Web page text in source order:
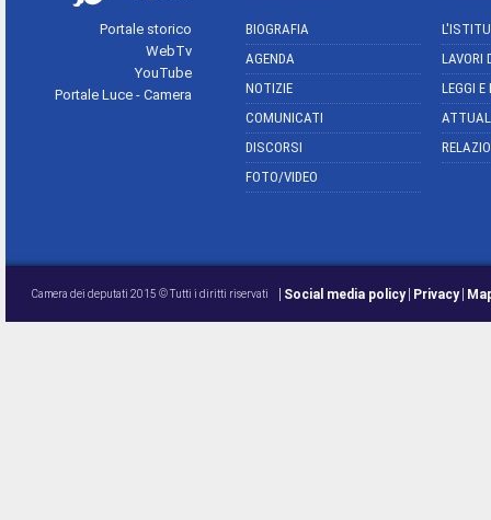
Portale storico
WebTv
YouTube
Portale Luce - Camera
BIOGRAFIA
AGENDA
NOTIZIE
COMUNICATI
DISCORSI
FOTO/VIDEO
LAVORI
LEGGI
Camera dei deputati 2015 © Tutti i diritti riservati Social media policy Privacy